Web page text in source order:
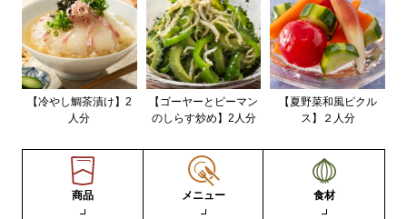
【冷やし鯛茶漬け】2
人分
【ゴーヤーとピーマン
のしらす炒め】2人分
【夏野菜和風ピクル
ス】２人分
商品 メニュー 食材